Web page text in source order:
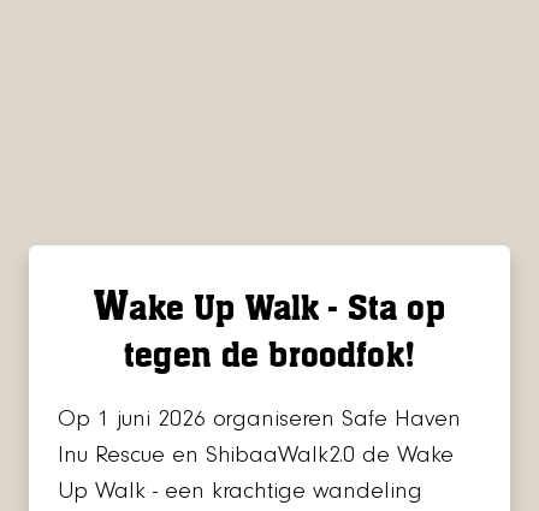
Wake Up Walk - Sta op
tegen de broodfok!
Op 1 juni 2026 organiseren Safe Haven
Inu Rescue en ShibaaWalk2.0 de Wake
Up Walk - een krachtige wandeling